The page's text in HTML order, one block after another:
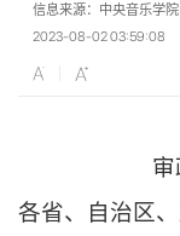
信息来源：中央音乐学院
2023-08-02 03:59:08
各省、自治区